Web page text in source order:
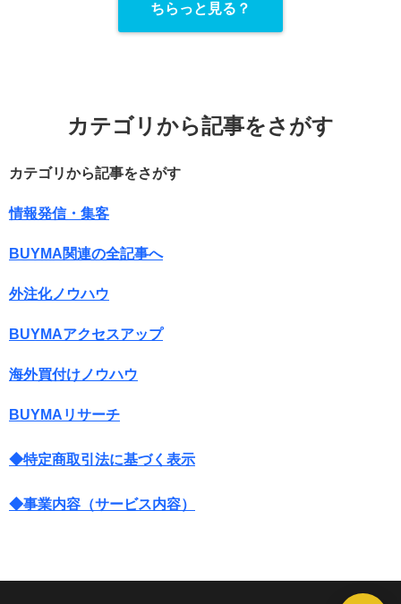
ちらっと見る？
カテゴリから記事をさがす
カテゴリから記事をさがす
情報発信・集客
BUYMA関連の全記事へ
外注化ノウハウ
BUYMAアクセスアップ
海外買付けノウハウ
BUYMAリサーチ
◆特定商取引法に基づく表示
◆事業内容（サービス内容）